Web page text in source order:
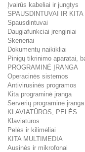
Įvairūs kabeliai ir jungtys
SPAUSDINTUVAI IR
Spausdintuvai
Daugiafunkciai įrenginiai
Skeneriai
Dokumentų naikikliai
Pinigų tikrinimo aparatai,
PROGRAMINĖ ĮRANGA
Operacinės sistemos
Antivirusinės programos
Kita programinė įranga
Serverių programinė įranga
KLAVIATŪROS, PELĖS
Klaviatūros
Pelės ir kilimėliai
KITA MULTIMEDIA
Ausinės ir mikrofonai